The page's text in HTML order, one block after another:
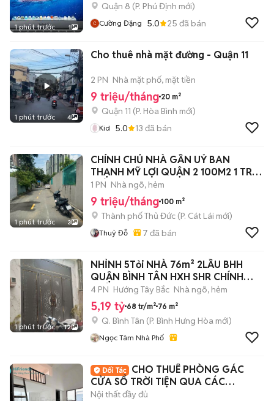
1 phút trước 1
Quận 8 (P. Phú Định mới)
Cường Đặng 5.0 25 đã bán
1 phút trước 4
Cho thuê nhà mặt đường - Quận 11
2 PN Nhà mặt phố, mặt tiền
9 triệu/tháng 20 m²
Quận 11 (P. Hòa Bình mới)
Kid 5.0 13 đã bán
1 phút trước 3
CHÍNH CHỦ NHÀ GẦN UỶ BAN
THẠNH MỸ LỢI QUẬN 2 100M2 1 TRỆT
1 LỬNG 9TR
1 PN Nhà ngõ, hẻm
9 triệu/tháng 100 m²
Thành phố Thủ Đức (P. Cát Lái mới)
Thuỷ Đỗ 7 đã bán
1 phút trước 12
NHỈNH 5Tỏi NHÀ 76m² 2LẦU BHH
QUẬN BÌNH TÂN HXH SHR CHÍNH
CHỦ
4 PN Hướng Tây Bắc Nhà ngõ, hẻm
5,19 tỷ 68 tr/m² 76 m²
Q. Bình Tân (P. Bình Hưng Hòa mới)
Ngọc Tâm Nhà Phố
CHO THUÊ PHÒNG GÁC
CỬA SỔ TRỜI TIỆN QUA CÁC
TRƯỜNG ĐẠI HỌC
Nội thất đầy đủ